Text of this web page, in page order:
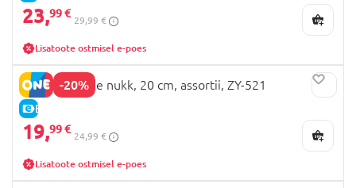
23,99 €
29,99 €
Lisatoote ostmisel e-poes
-20%
E-HIND
PIDOO pehme nukk, 20 cm, assortii, ZY-521
19,99 €
24,99 €
Lisatoote ostmisel e-poes